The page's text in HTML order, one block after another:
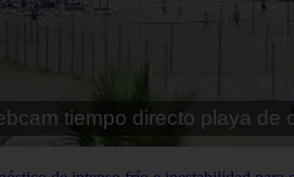
calpe playa fossa